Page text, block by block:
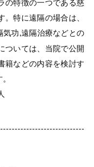
の特徴の一つである慈
特に遠隔の場合は、
気功,遠隔治療などとの
ついては、当院で公開
籍などの内容を検討す